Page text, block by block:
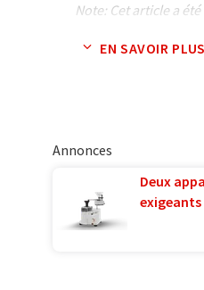
Note: Cet article a
large éventail de
EN SAVOIR
Annonces
Deux
exigeants